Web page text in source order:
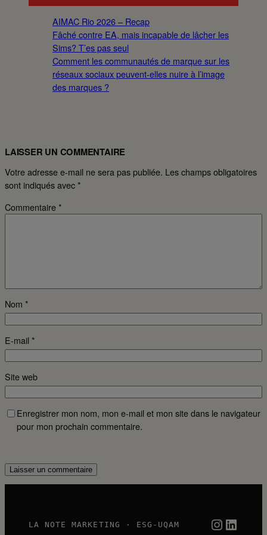
AIMAC Rio 2026 – Recap
Fâché contre EA, mais incapable de lâcher les
Sims? T’es pas seul
Comment les communautés de marque sur les
réseaux sociaux peuvent-elles nuire à l’image
des marques ?
LAISSER UN COMMENTAIRE
Votre adresse e-mail ne sera pas publiée. Les champs obligatoires
sont indiqués avec*
Commentaire*
Nom *
E-mail *
Site web
Enregistrer mon nom, mon e-mail et mon site dans le navigateur
pour mon prochain commentaire.
LA NOTE MARKETING · ESG-UQAM